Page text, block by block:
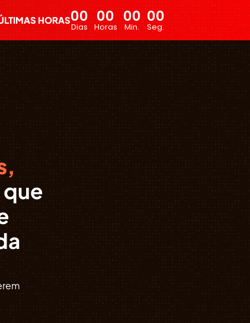
HORAS00
Dias
00
Horas
00
Min.
00
Seg.
que